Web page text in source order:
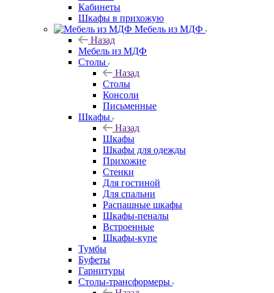
Кабинеты
Шкафы в прихожую
Мебель из МДФ
Назад
Мебель из МДФ
Столы
Назад
Столы
Консоли
Письменные
Шкафы
Назад
Шкафы
Шкафы для одежды
Прихожие
Стенки
Для гостиной
Для спальни
Распашные шкафы
Шкафы-пеналы
Встроенные
Шкафы-купе
Тумбы
Буфеты
Гарнитуры
Столы-трансформеры